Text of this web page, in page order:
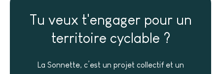
Tu veux t'engager pour un
territoire cyclable ?
La Sonnette, c’est un projet collectif et un